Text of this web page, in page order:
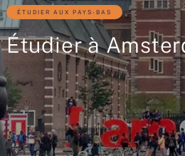
ÉTUDIER AUX PAYS-BAS
Étudier à